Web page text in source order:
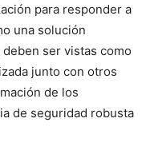
para responder a
una solución
ser vistas como
junto con​ otros
de los
de seguridad robusta